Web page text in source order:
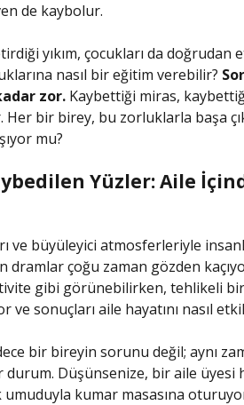
de kaybolur.
yıkım, çocukları da doğrudan
nasıl bir eğitim verebilir?
zor.Kaybettiği miras,
bir birey, bu zorluklarla başa
mu?
Yüzler: Aile
ve büyüleyici atmosferleriyle
dramlar çoğu zaman gözden
gibi görünebilirken, tehlikeli
ve sonuçları aile hayatını nasıl
bir bireyin sorunu değil; aynı
Düşünsenize, bir aile üyesi
umuduyla kumar masasına